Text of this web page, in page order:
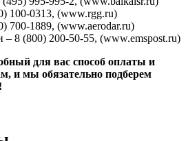
100-0313, (www.rgg.ru)
1889, (www.aerodar.ru)
– 8 (800) 200-50-55, (www.emspost.ru)
для вас способ оплаты и
и мы обязательно подберем